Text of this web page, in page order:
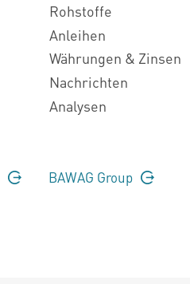
Rohstoffe
Anleihen
Währungen & Zinsen
Nachrichten
Analysen
BAWAG Group